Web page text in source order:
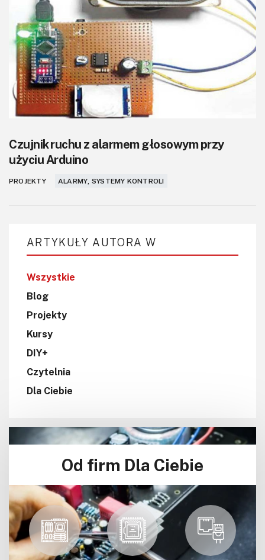
Magazyny
Archiwum
Do pobrania
Czujnik ruchu z alarmem głosowym przy
użyciu Arduino
PROJEKTY ALARMY, SYSTEMY KONTROLI
ARTYKUŁY AUTORA W
Wszystkie
Blog
Projekty
Kursy
DIY+
Czytelnia
Dla Ciebie
Od firm Dla Ciebie